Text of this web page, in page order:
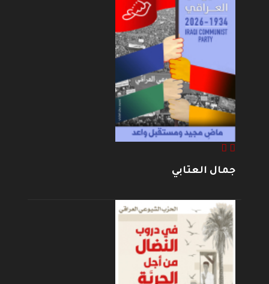
جمال العتابي